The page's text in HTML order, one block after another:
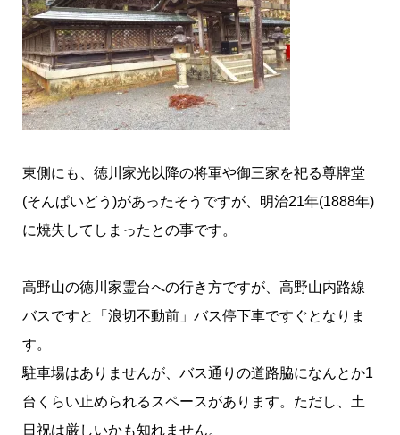
東側にも、徳川家光以降の将軍や御三家を祀る尊牌堂
(そんぱいどう)があったそうですが、明治21年(1888年)
に焼失してしまったとの事です。
高野山の徳川家霊台への行き方ですが、高野山内路線
バスですと「浪切不動前」バス停下車ですぐとなりま
す。
駐車場はありませんが、バス通りの道路脇になんとか1
台くらい止められるスペースがあります。ただし、土
日祝は厳しいかも知れません。